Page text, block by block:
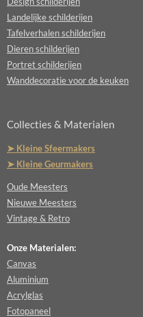
Landelijke schilderijen
Tafelverhalen schilderijen
Dieren schilderijen
Portret schilderijen
Wanddecoratie voor de keuken
Collecties & Materialen
➤ Kleine Sfeermakers
➤ Kleine Geurmakers
Oude Meesters
Nieuwe Meesters
Vintage & Retro
Onze Materialen:
Canvas
Aluminium
Acrylglas
Fotopaneel